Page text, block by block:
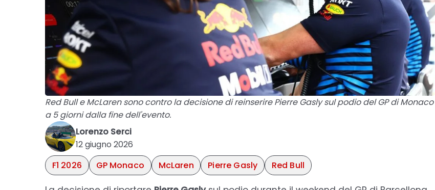
Red Bull e McLaren sono contro la decisione di reinserire Pierre Gasly sul podio del GP di Monaco
a 5 giorni dalla fine dell'evento.
Lorenzo Serci
12 giugno 2026
F1 2026
GP Monaco McLaren Pierre Gasly Red Bull